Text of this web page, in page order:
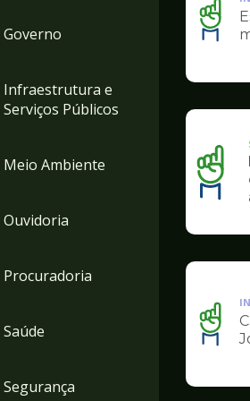
Governo
Infraestrutura e
Serviços Públicos
Meio Ambiente
Ouvidoria
Procuradoria
Saúde
Segurança
da
de
da
de